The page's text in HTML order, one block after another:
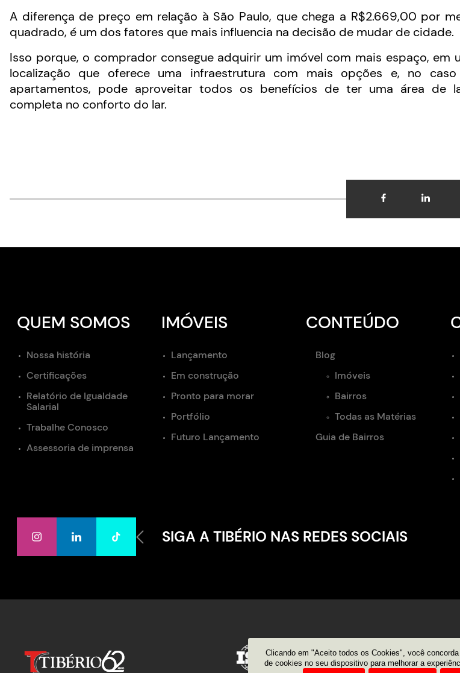
A diferença de preço em relação à São Paulo, que chega a R$2.669,00 por
quadrado, é um dos fatores que mais influencia na decisão de mudar de cidade.
Isso porque, o comprador consegue adquirir um imóvel com mais espaço, em
localização que oferece uma infraestrutura com mais opções e, no
apartamentos, pode aproveitar todos os benefícios de ter uma área de
completa no conforto do lar.
QUEM SOMOS
Nossa história
Certificações
Relatório de Igualdade
Salarial
Trabalhe Conosco
Assessoria de imprensa
IMÓVEIS
Lançamento
Em construção
Pronto para morar
Portfólio
Futuro Lançamento
CONTEÚDO
Blog
Imóveis
Bairros
Todas as Matérias
Guia de Bairros
SIGA A TIBÉRIO NAS REDES SOCIAIS
Clicando em "Aceito todos os Cookies", você
de cookies no seu dispositivo para melhorar a